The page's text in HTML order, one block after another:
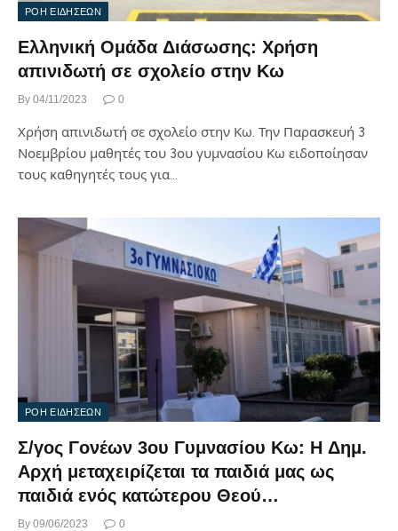
ΡΟΗ ΕΙΔΗΣΕΩΝ
Ελληνική Ομάδα Διάσωσης: Χρήση
απινιδωτή σε σχολείο στην Κω
By 04/11/2023 0
Χρήση απινιδωτή σε σχολείο στην Κω. Την Παρασκευή 3
Νοεμβρίου μαθητές του 3ου γυμνασίου Κω ειδοποίησαν
τους καθηγητές τους για…
ΡΟΗ ΕΙΔΗΣΕΩΝ
Σ/γος Γονέων 3ου Γυμνασίου Κω: Η Δημ.
Αρχή μεταχειρίζεται τα παιδιά μας ως
παιδιά ενός κατώτερου Θεού…
By 09/06/2023 0